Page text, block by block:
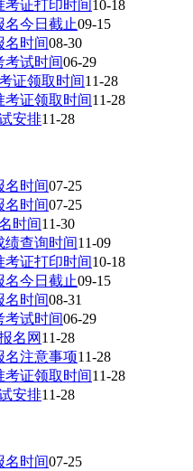
考证打印时间 10-18
名今日截止09-15
名时间08-30
考试时间06-29
证领取时间11-28
考证领取时间11-28
安排11-28
名时间07-25
名时间07-25
时间11-30
绩查询时间11-09
考证打印时间10-18
名今日截止09-15
名时间08-31
考试时间06-29
名网 11-28
名注意事项11-28
考证领取时间11-28
安排11-28
名时间07-25